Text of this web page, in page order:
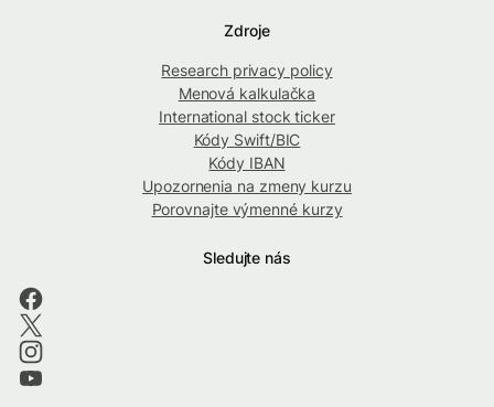
Zdroje
Research privacy policy
Menová kalkulačka
International stock ticker
Kódy Swift/BIC
Kódy IBAN
Upozornenia na zmeny kurzu
Porovnajte výmenné kurzy
Sledujte nás